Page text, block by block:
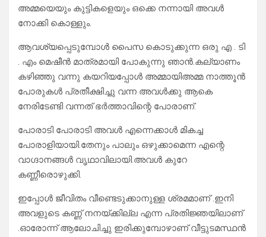
അമ്മയെയും കുട്ടികളെയും ഒക്കെ നന്നായി അവൾ
നോക്കി കൊള്ളും.
ആവശ്യപ്പെടുമ്പോൾ പൈസ കൊടുക്കുന്ന ഒരു എ . ടി
. എം മെഷീൻ മാത്രമായി പോകുന്നു ഞാൻ.കല്യാണം
കഴിഞ്ഞു വന്നു കയറിയപ്പോൾ അമ്മായിഅമ്മ നാത്തൂൻ
പോരുകൾ പ്രതീക്ഷിച്ചു വന്ന അവൾക്കു ആകെ
നേരിടേണ്ടി വന്നത് ഭർത്താവിന്റെ പോരാണ്.
പോരാടി പോരാടി അവൾ എന്നെക്കാൾ മികച്ച
പോരാളിയായി.തേനും പാലും ഒഴുക്കാമെന്ന എന്റെ
വാഗ്ദാനങ്ങൾ വൃഥാവിലായി.അവൾ കുറേ
കണ്ണീരൊഴുക്കി.
ഇപ്പോൾ ജീവിതം വീണ്ടെടുക്കാനുള്ള ശ്രമമാണ് .ഇനി
അവളുടെ കണ്ണ് നനയ്ക്കില്ല എന്ന പ്രതിജ്ഞയിലാണ്
.ഓരോന്ന് ആലോചിച്ചു ഇരിക്കുമ്പോഴാണ് വീട്ടുടമസ്ഥൻ